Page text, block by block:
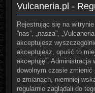
Vulcaneria.pl -
Rejestrując się na witrynie
”nas”, „nasza”,
akceptujesz
akceptujesz, opuść to
akceptuję”. Administracja
dowolnym czasie zmienić
o zmianach, niemniej
regularnie zaglądali do